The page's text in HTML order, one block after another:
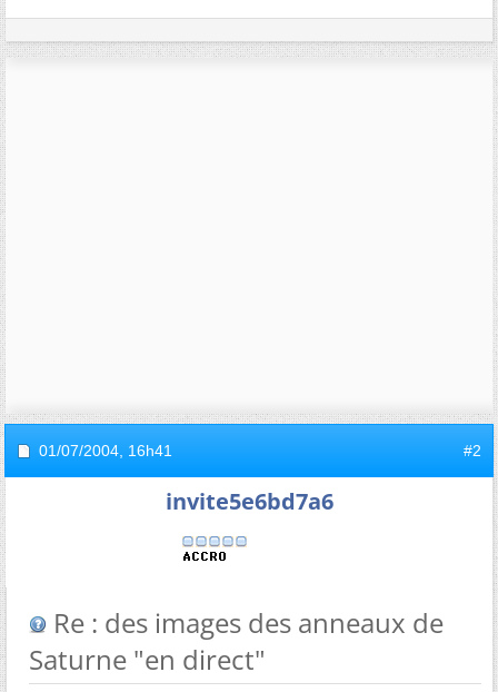
01/07/2004, 16h41 #2
invite5e6bd7a6
Re : des images des anneaux de
Saturne "en direct"